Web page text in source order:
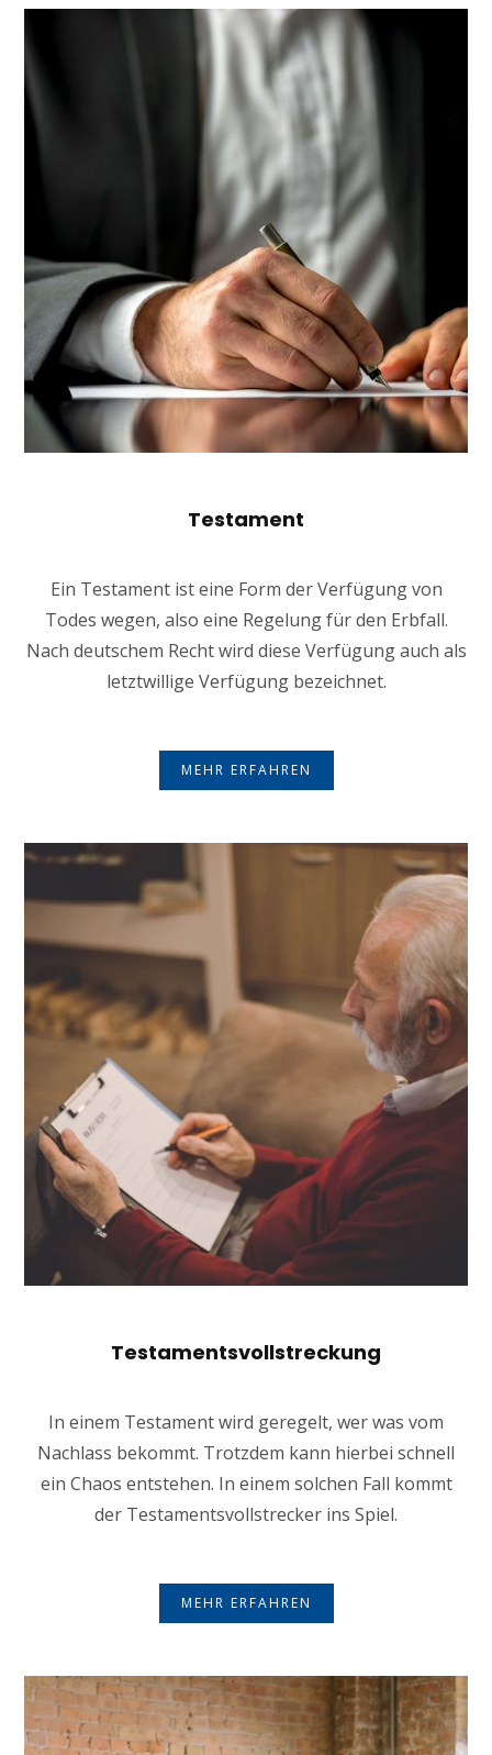
Testament
Ein Testament ist eine Form der Verfügung von
Todes wegen, also eine Regelung für den Erbfall.
Nach deutschem Recht wird diese Verfügung auch als
letztwillige Verfügung bezeichnet.
MEHR ERFAHREN
Testamentsvollstreckung
In einem Testament wird geregelt, wer was vom
Nachlass bekommt. Trotzdem kann hierbei schnell
ein Chaos entstehen. In einem solchen Fall kommt
der Testamentsvollstrecker ins Spiel.
MEHR ERFAHREN